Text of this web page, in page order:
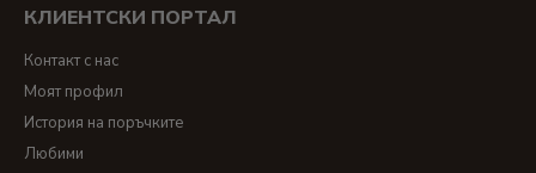
КЛИЕНТСКИ ПОРТАЛ
Контакт с нас
Моят профил
История на поръчките
Любими